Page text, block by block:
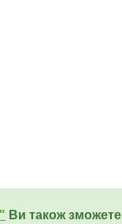
Ви також зможете